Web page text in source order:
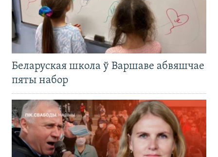
Беларуская школа ў Варшаве абвяшчае
пяты набор